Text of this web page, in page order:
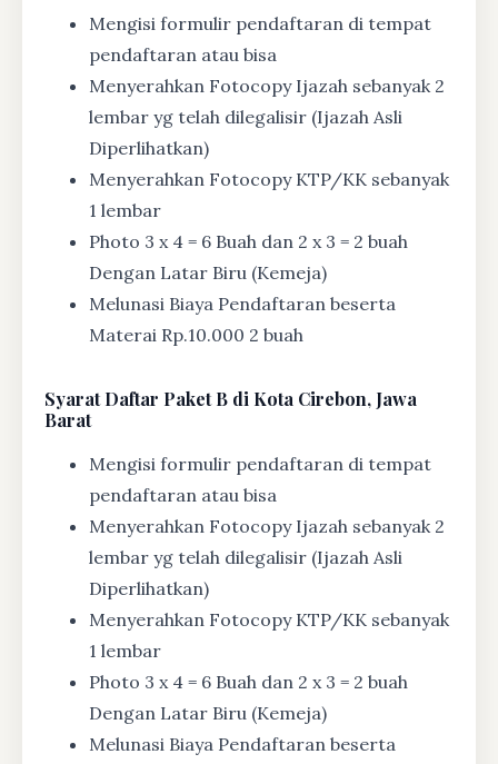
Mengisi formulir pendaftaran di tempat
pendaftaran atau bisa
Menyerahkan Fotocopy Ijazah sebanyak 2
lembar yg telah dilegalisir (Ijazah Asli
Diperlihatkan)
Menyerahkan Fotocopy KTP/KK sebanyak
1 lembar
Photo 3 x 4 = 6 Buah dan 2 x 3 = 2 buah
Dengan Latar Biru (Kemeja)
Melunasi Biaya Pendaftaran beserta
Materai Rp.10.000 2 buah
SyaratDaftar Paket B di Kota Cirebon, Jawa
Barat
Mengisi formulir pendaftaran di tempat
pendaftaran atau bisa
Menyerahkan Fotocopy Ijazah sebanyak 2
lembar yg telah dilegalisir (Ijazah Asli
Diperlihatkan)
Menyerahkan Fotocopy KTP/KK sebanyak
1 lembar
Photo 3 x 4 = 6 Buah dan 2 x 3 = 2 buah
Dengan Latar Biru (Kemeja)
Melunasi Biaya Pendaftaran beserta